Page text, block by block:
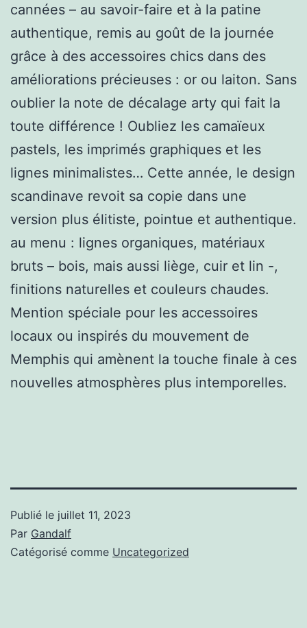
cannées – au savoir-faire et à la patine
authentique, remis au goût de la journée
grâce à des accessoires chics dans des
améliorations précieuses : or ou laiton. Sans
oublier la note de décalage arty qui fait la
toute différence ! Oubliez les camaïeux
pastels, les imprimés graphiques et les
lignes minimalistes… Cette année, le design
scandinave revoit sa copie dans une
version plus élitiste, pointue et authentique.
au menu : lignes organiques, matériaux
bruts – bois, mais aussi liège, cuir et lin -,
finitions naturelles et couleurs chaudes.
Mention spéciale pour les accessoires
locaux ou inspirés du mouvement de
Memphis qui amènent la touche finale à ces
nouvelles atmosphères plus intemporelles.
Publié le juillet 11, 2023
Par Gandalf
Catégorisé comme Uncategorized